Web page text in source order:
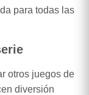
para todas las
otros juegos de
diversión